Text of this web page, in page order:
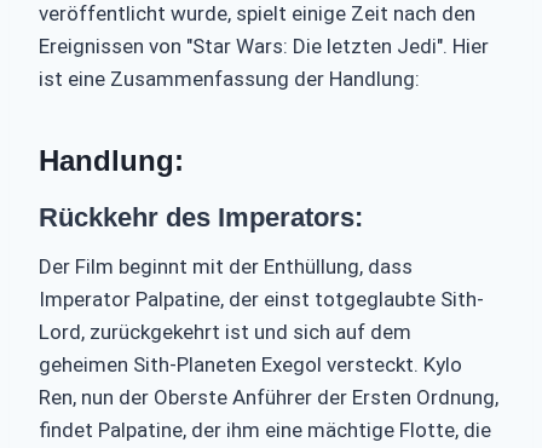
veröffentlicht wurde, spielt einige Zeit nach den
Ereignissen von "Star Wars: Die letzten Jedi". Hier
ist eine Zusammenfassung der Handlung:
Handlung:
Rückkehr des Imperators:
Der Film beginnt mit der Enthüllung, dass
Imperator Palpatine, der einst totgeglaubte Sith-
Lord, zurückgekehrt ist und sich auf dem
geheimen Sith-Planeten Exegol versteckt. Kylo
Ren, nun der Oberste Anführer der Ersten Ordnung,
findet Palpatine, der ihm eine mächtige Flotte, die